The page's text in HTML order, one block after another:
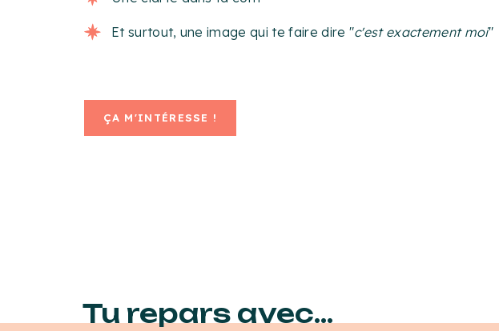
Et surtout, une image qui te faire dire "c'est exactement moi"
ÇA M'INTÉRESSE !
Tu repars avec...